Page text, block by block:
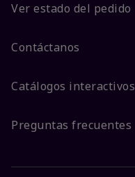
Ver estado del pedido
Contáctanos
Catálogos interactivos
Preguntas frecuentes